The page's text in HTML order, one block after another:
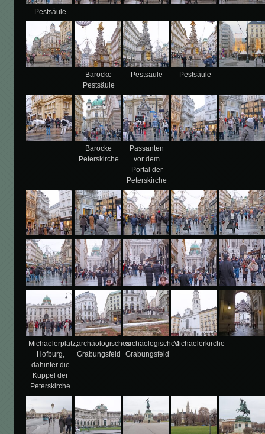
Pestsäule
Barocke
Pestsäule
Pestsäule Pestsäule
Barocke
Peterskirche
Passanten
vor dem
Portal der
Peterskirche
Michaelerplatz,
Hofburg,
dahinter die
Kuppel der
Peterskirche
archäologisches
Grabungsfeld
archäologisches
Grabungsfeld
Michaelerkirche